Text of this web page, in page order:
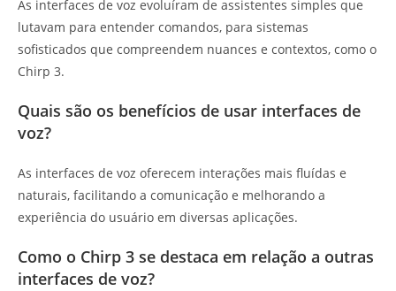
As interfaces de voz evoluíram de assistentes simples que
lutavam para entender comandos, para sistemas
sofisticados que compreendem nuances e contextos, como o
Chirp 3.
Quais são os benefícios de usar interfaces de
voz?
As interfaces de voz oferecem interações mais fluídas e
naturais, facilitando a comunicação e melhorando a
experiência do usuário em diversas aplicações.
Como o Chirp 3 se destaca em relação a outras
interfaces de voz?